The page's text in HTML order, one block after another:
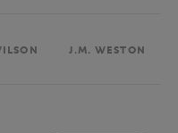
J.M. WESTON